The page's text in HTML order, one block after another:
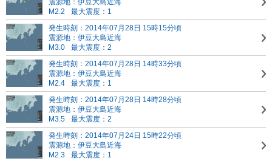
震源地：伊豆大島近海
M2.2
最大震度：1
発生時刻：2014年07月28日 15時15分頃
震源地：伊豆大島近海
M3.0
最大震度：2
発生時刻：2014年07月28日 14時33分頃
震源地：伊豆大島近海
M2.4
最大震度：1
発生時刻：2014年07月28日 14時28分頃
震源地：伊豆大島近海
M3.5
最大震度：2
発生時刻：2014年07月24日 15時22分頃
震源地：伊豆大島近海
M2.3
最大震度：1